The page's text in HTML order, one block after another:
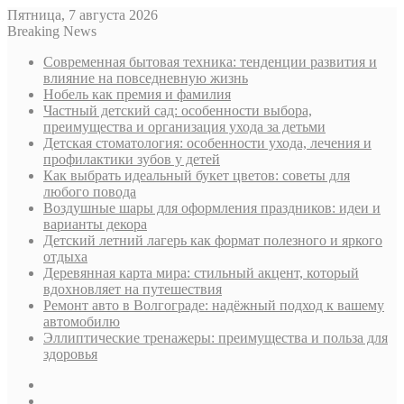
Пятница, 7 августа 2026
Breaking News
Современная бытовая техника: тенденции развития и
влияние на повседневную жизнь
Нобель как премия и фамилия
Частный детский сад: особенности выбора,
преимущества и организация ухода за детьми
Детская стоматология: особенности ухода, лечения и
профилактики зубов у детей
Как выбрать идеальный букет цветов: советы для
любого повода
Воздушные шары для оформления праздников: идеи и
варианты декора
Детский летний лагерь как формат полезного и яркого
отдыха
Деревянная карта мира: стильный акцент, который
вдохновляет на путешествия
Ремонт авто в Волгограде: надёжный подход к вашему
автомобилю
Эллиптические тренажеры: преимущества и польза для
здоровья